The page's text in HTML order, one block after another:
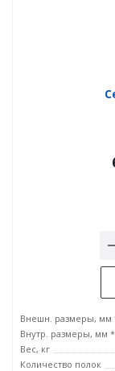
Внешн. размеры, мм
Внутр. размеры, мм *
Вес, кг
Количество полок